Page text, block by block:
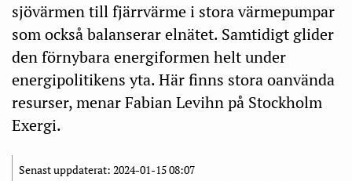
sjövärmen till fjärrvärme i stora värmepumpar
som också balanserar elnätet. Samtidigt glider
den förnybara energiformen helt under
energipolitikens yta. Här finns stora oanvända
resurser, menar Fabian Levihn på Stockholm
Exergi.
Senast uppdaterat: 2024-01-15 08:07